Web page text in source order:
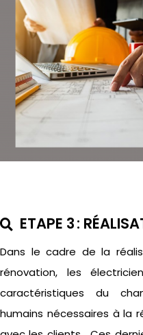
ETAPE 3 :
Dans le cadre de la
rénovation, les
caractéristiques du
humains nécessaires à la